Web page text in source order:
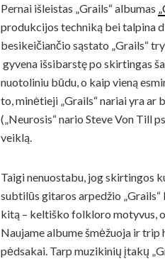
Pernai išleistas „Grails“ albumas
produkcijos techniką bei talpina
besikeičiančio sąstato „Grails“
gyvena išsibarstę po skirtingas
nuotoliniu būdu, o kaip vieną
to, minėtieji „Grails“ nariai yra ar
(„Neurosis“ nario Steve Von Till
veiklą.
Taigi nenuostabu, jog skirtingos
subtilūs gitaros arpedžio
kitą – keltiško folkloro motyvus,
Naujame albume šmėžuoja ir
pėdsakai. Tarp muzikinių įtakų